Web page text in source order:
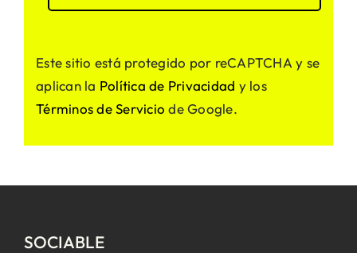
Este sitio está protegido por reCAPTCHA y se
aplican la Política de Privacidad y los
Términos de Servicio de Google.
SOCIABLE